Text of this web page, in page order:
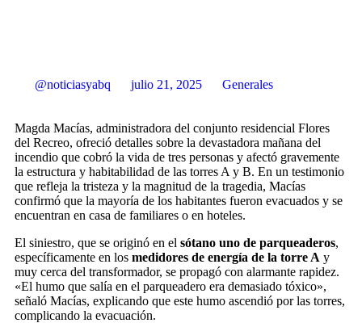
@noticiasyabq julio 21, 2025 Generales
Magda Macías, administradora del conjunto residencial Flores
del Recreo, ofreció detalles sobre la devastadora mañana del
incendio que cobró la vida de tres personas y afectó gravemente
la estructura y habitabilidad de las torres A y B. En un testimonio
que refleja la tristeza y la magnitud de la tragedia, Macías
confirmó que la mayoría de los habitantes fueron evacuados y se
encuentran en casa de familiares o en hoteles.
El siniestro, que se originó en el sótano uno de parqueaderos,
específicamente en los medidores de energía de la torre A y
muy cerca del transformador, se propagó con alarmante rapidez.
«El humo que salía en el parqueadero era demasiado tóxico»,
señaló Macías, explicando que este humo ascendió por las torres,
complicando la evacuación.